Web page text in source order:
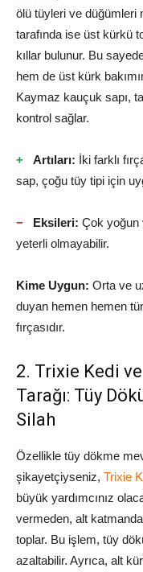
ölü tüyleri ve düğümleri
tarafında ise üst kürkü
kıllar bulunur. Bu
hem de üst kürk
Kaymaz kauçuk sapı,
kontrol sağlar.
Artıları: İki farklı
sap, çoğu tüy tipi için
Eksileri: Çok yoğun
yeterli olmayabilir.
Kime Uygun: Orta ve
duyan hemen hemen
fırçasıdır.
2. Trixie Kedi
Tarağı: Tüy
Silah
Özellikle tüy dökme
şikayetçiyseniz, Trixie
büyük yardımcınız
vermeden, alt
toplar. Bu işlem, tüy
azaltabilir. Ayrıca, alt